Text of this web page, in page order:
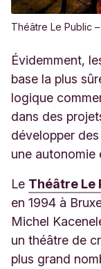
Théâtre Le Public
Évidemment,
base la plus
logique
dans des
développer
une autonomie
Le Théâtre Le
en 1994 à
Michel
un théâtre de
plus grand